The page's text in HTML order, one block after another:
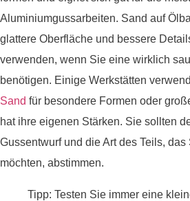
Aluminiumgussarbeiten. Sand auf
glattere Oberfläche und bessere
verwenden, wenn Sie eine wirklich
benötigen. Einige Werkstätten
Sand für besondere Formen oder
hat ihre eigenen Stärken. Sie sollten
Gussentwurf und die Art des Teils, das
möchten, abstimmen.
Tipp: Testen Sie immer eine